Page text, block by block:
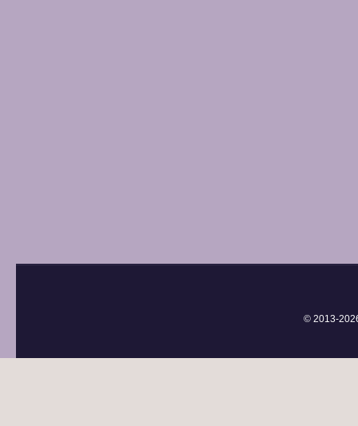
© 2013-